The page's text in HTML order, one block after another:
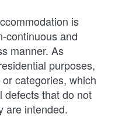
is
continuous and
manner. As
purposes,
categories, which
defects that do not
are intended.